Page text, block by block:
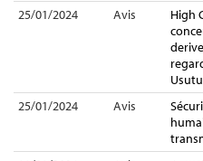
25/01/2024
Avis
High
25/01/2024
Avis